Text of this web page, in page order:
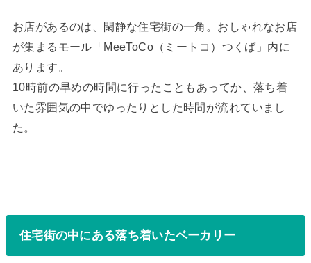
お店があるのは、閑静な住宅街の一角。おしゃれなお店
が集まるモール「MeeToCo（ミートコ）つくば」内に
あります。
10時前の早めの時間に行ったこともあってか、落ち着
いた雰囲気の中でゆったりとした時間が流れていまし
た。
住宅街の中にある落ち着いたベーカリー